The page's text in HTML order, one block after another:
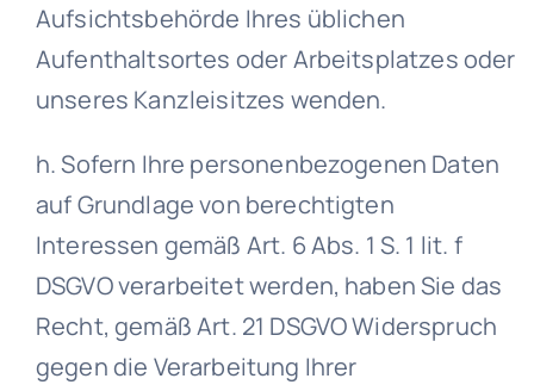
Aufsichtsbehörde Ihres üblichen
Aufenthaltsortes oder Arbeitsplatzes oder
unseres Kanzleisitzes wenden.
h. Sofern Ihre personenbezogenen Daten
auf Grundlage von berechtigten
Interessen gemäß Art. 6 Abs. 1 S. 1 lit. f
DSGVO verarbeitet werden, haben Sie das
Recht, gemäß Art. 21 DSGVO Widerspruch
gegen die Verarbeitung Ihrer